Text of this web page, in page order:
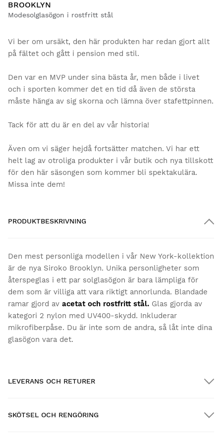
BROOKLYN
Modesolglasögon i rostfritt stål
Vi ber om ursäkt, den här produkten har redan gjort allt
på fältet och gått i pension med stil.
Den var en MVP under sina bästa år, men både i livet
och i sporten kommer det en tid då även de största
måste hänga av sig skorna och lämna över stafettpinnen.
Tack för att du är en del av vår historia!
Även om vi säger hejdå fortsätter matchen. Vi har ett
helt lag av otroliga produkter i vår butik och nya tillskott
för den här säsongen som kommer bli spektakulära.
Missa inte dem!
PRODUKTBESKRIVNING
Den mest personliga modellen i vår New York-kollektion
är de nya Siroko Brooklyn. Unika personligheter som
återspeglas i ett par solglasögon är bara lämpliga för
dem som är villiga att vara riktigt annorlunda. Blandade
ramar gjord av acetat och rostfritt stål. Glas gjorda av
kategori 2 nylon med UV400-skydd. Inkluderar
mikrofiberpåse. Du är inte som de andra, så låt inte dina
glasögon vara det.
LEVERANS OCH RETURER
SKÖTSEL OCH RENGÖRING